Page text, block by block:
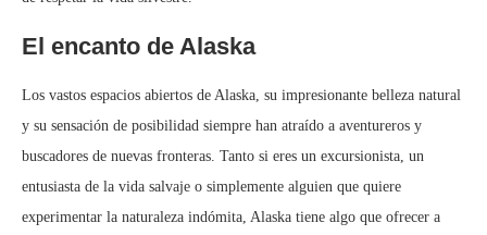
El encanto de Alaska
Los vastos espacios abiertos de Alaska, su impresionante belleza natural
y su sensación de posibilidad siempre han atraído a aventureros y
buscadores de nuevas fronteras. Tanto si eres un excursionista, un
entusiasta de la vida salvaje o simplemente alguien que quiere
experimentar la naturaleza indómita, Alaska tiene algo que ofrecer a